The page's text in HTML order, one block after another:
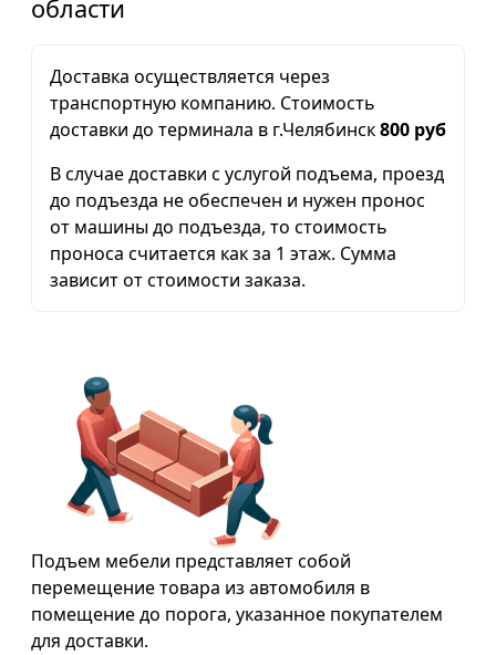
области
Доставка осуществляется через
транспортную компанию. Стоимость
доставки до терминала в г.Челябинск800 руб
В случае доставки с услугой подъема, проезд
до подъезда не обеспечен и нужен пронос
от машины до подъезда, то стоимость
проноса считается как за 1 этаж. Сумма
зависит от стоимости заказа.
Подъем мебели представляет собой
перемещение товара из автомобиля в
помещение до порога, указанное покупателем
для доставки.